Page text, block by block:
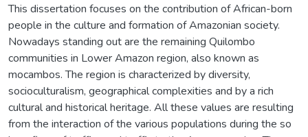
This dissertation focuses on the contribution of African-born
people in the culture and formation of Amazonian society.
Nowadays standing out are the remaining Quilombo
communities in Lower Amazon region, also known as
mocambos. The region is characterized by diversity,
socioculturalism, geographical complexities and by a rich
cultural and historical heritage. All these values are resulting
from the interaction of the various populations during the so